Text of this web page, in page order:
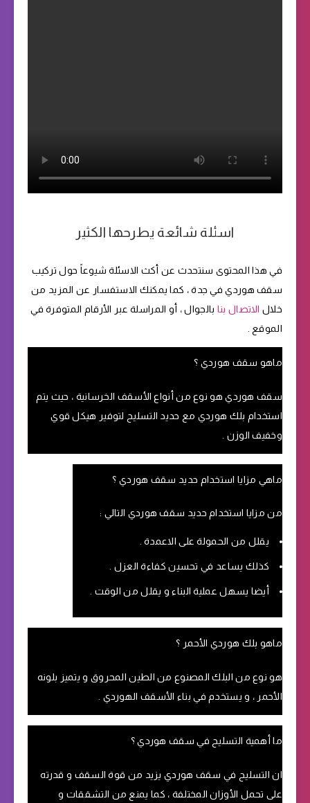
اسئلة شائعة يطرحها الكثير
في هذا المحتوى سنتحدث عن أكث الاسئلة شيوعاً حول تركيب
سقف هوردي في جدة ، كما يمكنك الاستفسار عن المزيد من
خلالالاتصال بنا بالجوال ، أو المراسلة عبر الأرقام المتوفرة في
الموقع .
ماهو سقف هوردي ؟
سقف هوردي هو نوع من أنواع الأسقف الخرسانية ، حيث يتم
استخدام بلك هوردي مع حديد التسليح لتوفير هيكل قوي
وخفيف الوزن .
ماهي مزايا استخدام حديد سقف هوردي ؟
من مزايا استخدام حديد سقف هوردي التالي :
يقلل من الحمولة على الاعمدة .
كذلك يساعد في تحسين كفاءة العزل .
أيضا يسهل عملية البناء و يقلل من الوقت .
ماهو بلك هوردي الأحمر ؟
هو نوع من البلك المصنوع من الطين المحروق و يتميز بلونه
الأحمر ، و يستخدم في بناء الأسقف الهوردي .
ما أهمية التسليح في سقف هوردي ؟
ان التسليح في سقف هوردي يزيد من قوة السقف و قدرته
على تحمل الأوزان المختلفة ، كما يمنع من التشققات و